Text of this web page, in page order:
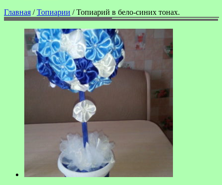
Главная /Топиарии / Топиарий в бело-синих тонах.